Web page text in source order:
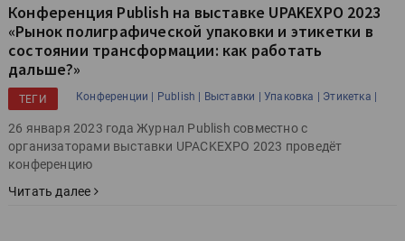
Конференция Publish на выставке UPAKEXPO 2023
«Рынок полиграфической упаковки и этикетки в
состоянии трансформации: как работать
дальше?»
ТЕГИ Конференции | Publish | Выставки | Упаковка | Этикетка |
26 января 2023 года Журнал Publish совместно c
организаторами выставки UPACKEXPO 2023 проведёт
конференцию
Читать далее